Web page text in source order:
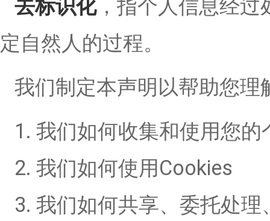
去标识化，指个人信息经过
定自然人的过程。
我们制定本声明以帮助您理
1. 我们如何收集和使用您的
2. 我们如何使用Cookies
3. 我们如何共享、委托处